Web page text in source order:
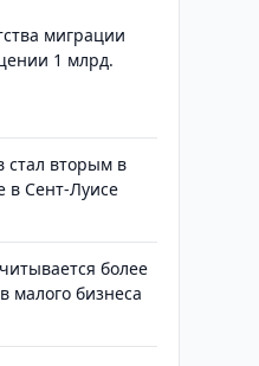
миграции
1 млрд.
стал вторым в
в Сент-Луисе
более
малого бизнеса